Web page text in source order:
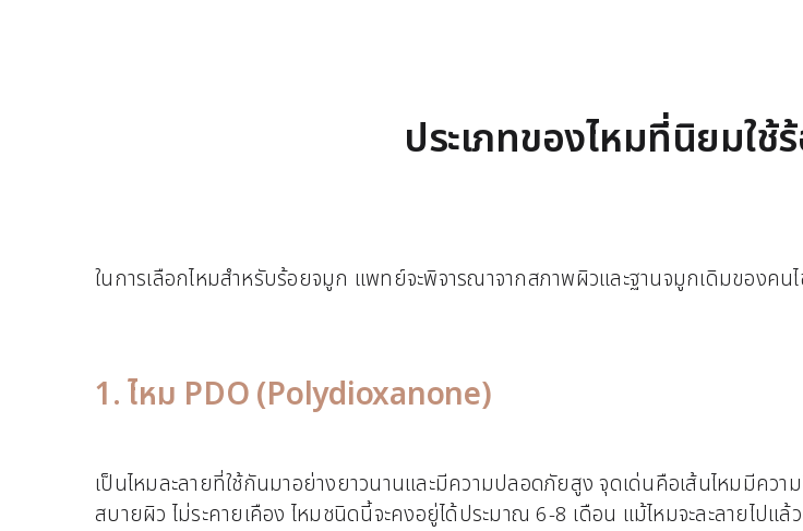
ประเภทของไหมที่นิยมใ
ในการเลือกไหมสำหรับร้อยจมูก แพทย์จะพิจารณาจากสภาพผิวและฐานจมูกเดิมของค
1. ไหม PDO (Polydioxanone)
เป็นไหมละลายที่ใช้กันมาอย่างยาวนานและมีความปลอดภัยสูง จุดเด่นคือเส้นไหมมีควา
สบายผิว ไม่ระคายเคือง ไหมชนิดนี้จะคงอยู่ได้ประมาณ 6-8 เดือน แม้ไหมจะละลายไปแ